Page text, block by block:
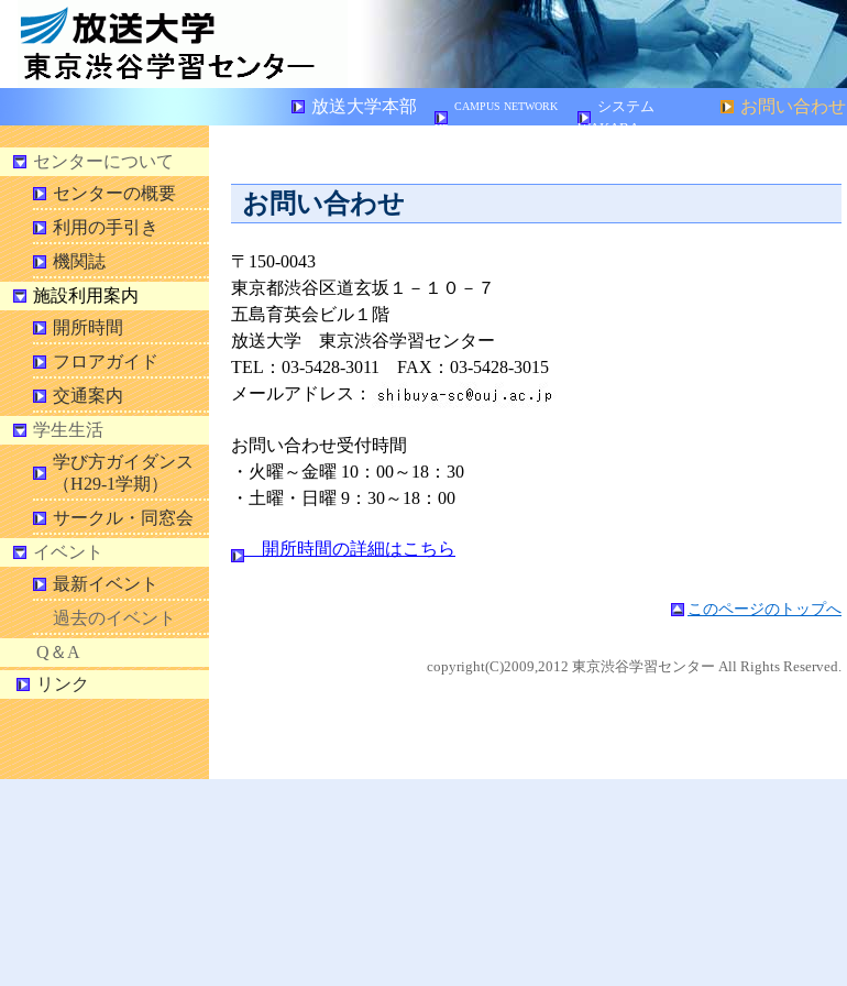
放送大学本部
CAMPUS NETWORK
HP
システム
WAKABA
お問い合わせ
センターについて
センターの概要
利用の手引き
機関誌
施設利用案内
開所時間
フロアガイド
交通案内
学生生活
学び方ガイダンス
（H29-1学期）
サークル・同窓会
イベント
最新イベント
過去のイベント
Q＆A
リンク
お問い合わせ
〒150-0043
東京都渋谷区道玄坂１－１０－７
五島育英会ビル１階
放送大学 東京渋谷学習センター
TEL：03-5428-3011 FAX：03-5428-3015
メールアドレス：
お問い合わせ受付時間
・火曜～金曜 10：00～18：30
・土曜・日曜 9：30～18：00
開所時間の詳細はこちら
このページのトップへ
copyright(C)2009,2012 東京渋谷学習センター All Rights Reserved.